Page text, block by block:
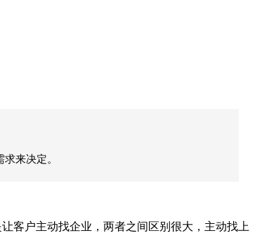
来决定。
客户主动找企业，两者之间区别很大，主动找上